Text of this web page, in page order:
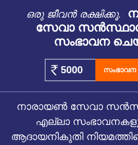
ഒരു ജീവൻ രക്ഷിക്കൂ.
സേവാ
സംഭാവന
നാരായൺ സേവാ
എല്ലാ
ആദായനികുതി